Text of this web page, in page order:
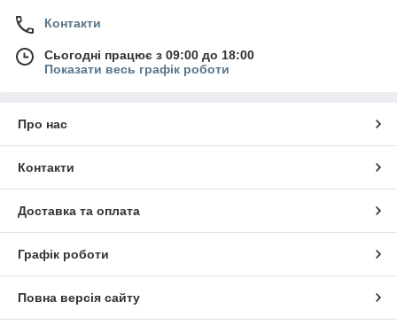
Контакти
Сьогодні працює з 09:00 до 18:00
Показати весь графік роботи
Про нас
Контакти
Доставка та оплата
Графік роботи
Повна версія сайту